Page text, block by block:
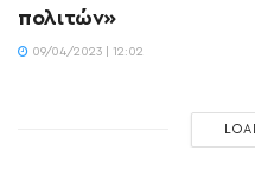
πολιτών»
09/04/2023 | 12:02